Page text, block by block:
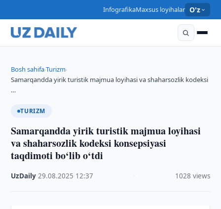
InfografikaMaxsus loyihalar O'z
Bosh sahifa›Turizm›
Samarqandda yirik turistik majmua loyihasi va shaharsozlik kodeksi
…
TURIZM
Samarqandda yirik turistik majmua loyihasi
va shaharsozlik kodeksi konsepsiyasi
taqdimoti bo‘lib o‘tdi
UzDaily ·29.08.2025 12:37 1028 views